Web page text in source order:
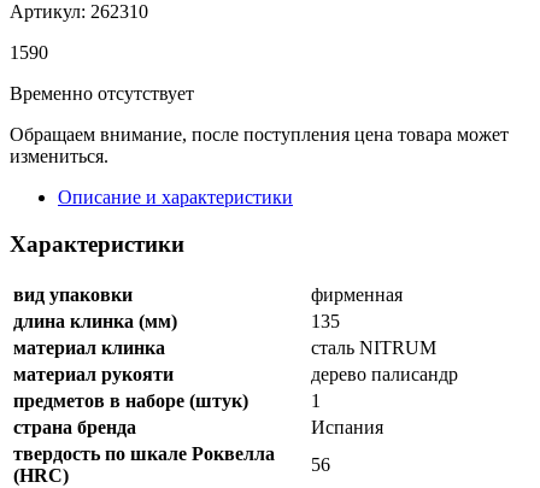
Артикул: 262310
1 590
Временно отсутствует
Обращаем внимание, после поступления цена товара может
измениться.
Описание и характеристики
Характеристики
вид упаковки
фирменная
длина клинка (мм)
135
материал клинка
сталь NITRUM
материал рукояти
дерево палисандр
предметов в наборе (штук)
1
страна бренда
Испания
твердость по шкале Роквелла
(HRC)
56